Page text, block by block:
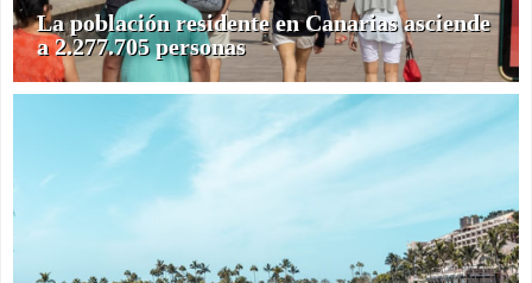
La población residente en Canarias asciende
a 2.277.705 personas